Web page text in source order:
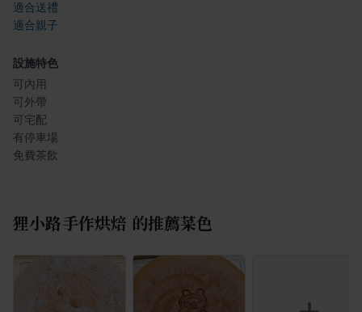
適合送禮
適合親子
設施特色
可內用
可外帶
可宅配
有停車場
免費茶飲
狸小路手作烘焙 的推薦菜色